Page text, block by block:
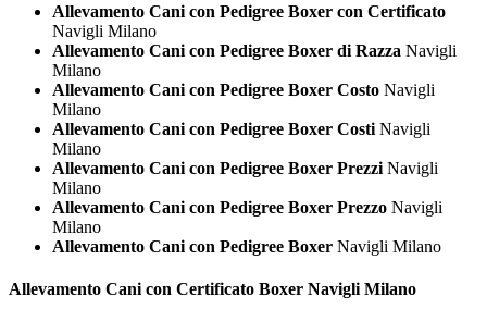
Allevamento Cani con Pedigree Boxer con Certificato
Navigli Milano
Allevamento Cani con Pedigree Boxer di Razza Navigli
Milano
Allevamento Cani con Pedigree Boxer Costo Navigli
Milano
Allevamento Cani con Pedigree Boxer Costi Navigli
Milano
Allevamento Cani con Pedigree Boxer Prezzi Navigli
Milano
Allevamento Cani con Pedigree Boxer Prezzo Navigli
Milano
Allevamento Cani con Pedigree Boxer Navigli Milano
Allevamento Cani con Certificato Boxer Navigli Milano